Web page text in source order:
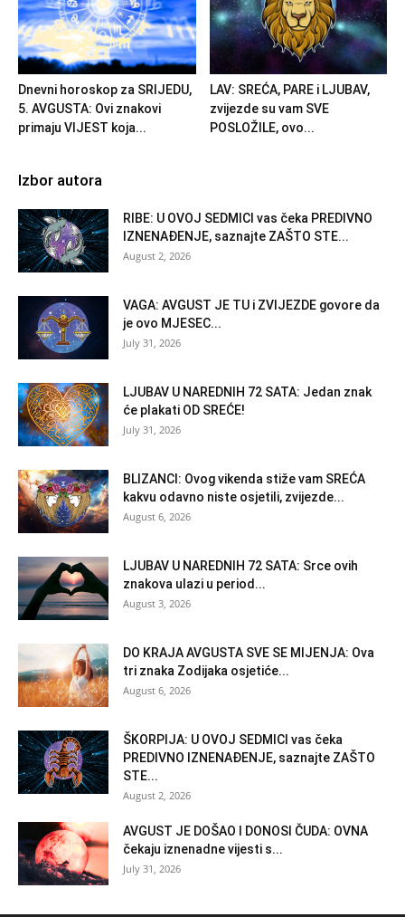
Dnevni horoskop za SRIJEDU,
5. AVGUSTA: Ovi znakovi
primaju VIJEST koja...
LAV: SREĆA, PARE i LJUBAV,
zvijezde su vam SVE
POSLOŽILE, ovo...
Izbor autora
RIBE: U OVOJ SEDMICI vas čeka PREDIVNO
IZNENAĐENJE, saznajte ZAŠTO STE...
August 2, 2026
VAGA: AVGUST JE TU i ZVIJEZDE govore da
je ovo MJESEC...
July 31, 2026
LJUBAV U NAREDNIH 72 SATA: Jedan znak
će plakati OD SREĆE!
July 31, 2026
BLIZANCI: Ovog vikenda stiže vam SREĆA
kakvu odavno niste osjetili, zvijezde...
August 6, 2026
LJUBAV U NAREDNIH 72 SATA: Srce ovih
znakova ulazi u period...
August 3, 2026
DO KRAJA AVGUSTA SVE SE MIJENJA: Ova
tri znaka Zodijaka osjetiće...
August 6, 2026
ŠKORPIJA: U OVOJ SEDMICI vas čeka
PREDIVNO IZNENAĐENJE, saznajte ZAŠTO
STE...
August 2, 2026
AVGUST JE DOŠAO I DONOSI ČUDA: OVNA
čekaju iznenadne vijesti s...
July 31, 2026